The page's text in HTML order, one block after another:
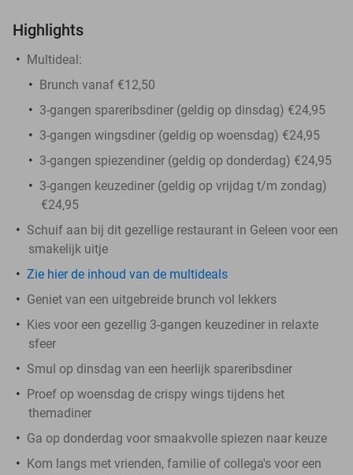
Highlights
Multideal:
Brunch vanaf €12,50
3-gangen spareribsdiner (geldig op dinsdag) €24,95
3-gangen wingsdiner (geldig op woensdag) €24,95
3-gangen spiezendiner (geldig op donderdag) €24,95
3-gangen keuzediner (geldig op vrijdag t/m zondag)
€24,95
Schuif aan bij dit gezellige restaurant in Geleen voor een
smakelijk uitje
Zie hier de inhoud van de multideals
Geniet van een uitgebreide brunch vol lekkers
Kies voor een gezellig 3-gangen keuzediner in relaxte
sfeer
Smul op dinsdag van een heerlijk spareribsdiner
Proef op woensdag de crispy wings tijdens het
themadiner
Ga op donderdag voor smaakvolle spiezen naar keuze
Kom langs met vrienden, familie of collega's voor een